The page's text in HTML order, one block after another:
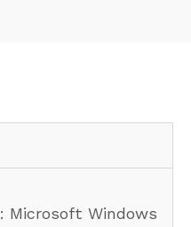
: Microsoft Windows